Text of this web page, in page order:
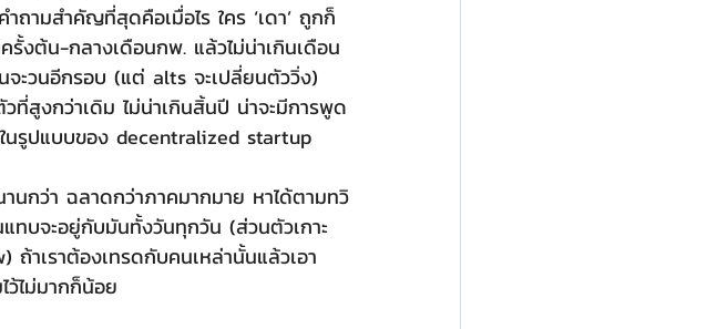
ามสำคัญที่สุดคือเมื่อไร ใคร ‘เดา’ ถูกก็
รั้งต้น-กลางเดือนกพ. แล้วไม่น่าเกินเดือน
ะวนอีกรอบ (แต่ alts จะเปลี่ยนตัววิ่ง)
ที่สูงกว่าเดิม ไม่น่าเกินสิ้นปี น่าจะมีการพูด
นรูปแบบของ decentralized startup
ทบจะอยู่กับมันทั้งวันทุกวัน (ส่วนตัวเกาะ
าเราต้องเทรดกับคนเหล่านั้นแล้วเอา
ว้ไม่มากก็น้อย